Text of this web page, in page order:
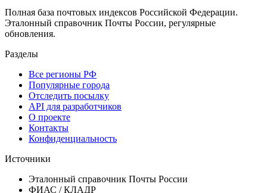
Полная база почтовых индексов Российской Федерации.
Эталонный справочник Почты России, регулярные
обновления.
Разделы
Все регионы РФ
Популярные города
Отследить посылку
API для разработчиков
О проекте
Контакты
Конфиденциальность
Источники
Эталонный справочник Почты России
ФИАС / КЛАДР